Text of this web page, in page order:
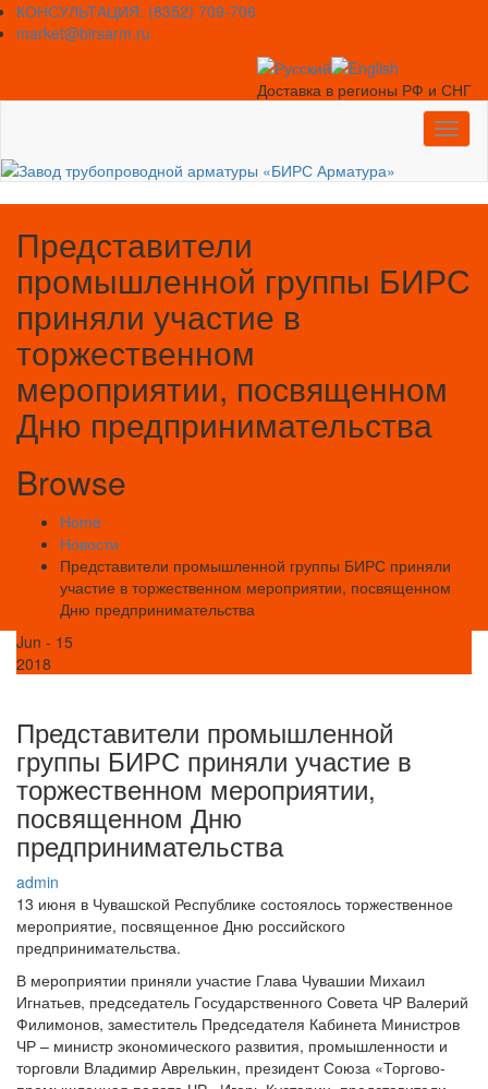
Skip
to
КОНСУЛЬТАЦИЯ: (8352) 709-706
market@birsarm.ru
Доставка в регионы РФ и СНГ
Представители
промышленной группы БИРС
приняли участие в
торжественном
мероприятии, посвященном
Дню предпринимательства
Browse
Home
Новости
Представители промышленной группы БИРС приняли
участие в торжественном мероприятии, посвященном
Дню предпринимательства
Jun - 15
2018
Представители промышленной
группы БИРС приняли участие в
торжественном мероприятии,
посвященном Дню
предпринимательства
admin
13 июня в Чувашской Республике состоялось торжественное
мероприятие, посвященное Дню российского
предпринимательства.
В мероприятии приняли участие Глава Чувашии Михаил
Игнатьев, председатель Государственного Совета ЧР Валерий
Филимонов, заместитель Председателя Кабинета Министров
ЧР – министр экономического развития, промышленности и
торговли Владимир Аврелькин, президент Союза «Торгово-